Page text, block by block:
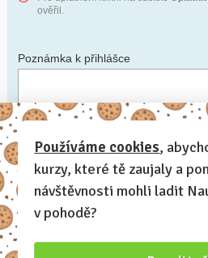
ověřil.
Poznámka k přihlášce
Chceš-li se na cokoli zeptat, nebo ke své
Anonymní profil – odesláním
vytvoří tvůj profil na Naučmese.
bude skrytý.
Chci dostávat Naučmese
Používáme cookies,
kurzy, které tě zaujaly a
návštěvnosti mohli ladit
v pohodě?